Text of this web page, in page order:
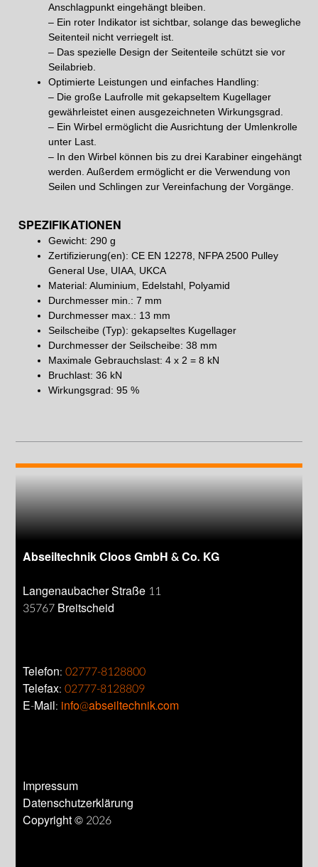
Anschlagpunkt eingehängt bleiben.
– Ein roter Indikator ist sichtbar, solange das bewegliche
Seitenteil nicht verriegelt ist.
– Das spezielle Design der Seitenteile schützt sie vor
Seilabrieb.
Optimierte Leistungen und einfaches Handling:
– Die große Laufrolle mit gekapseltem Kugellager
gewährleistet einen ausgezeichneten Wirkungsgrad.
– Ein Wirbel ermöglicht die Ausrichtung der Umlenkrolle
unter Last.
– In den Wirbel können bis zu drei Karabiner eingehängt
werden. Außerdem ermöglicht er die Verwendung von
Seilen und Schlingen zur Vereinfachung der Vorgänge.
SPEZIFIKATIONEN
Gewicht: 290 g
Zertifizierung(en): CE EN 12278, NFPA 2500 Pulley
General Use, UIAA, UKCA
Material: Aluminium, Edelstahl, Polyamid
Durchmesser min.: 7 mm
Durchmesser max.: 13 mm
Seilscheibe (Typ): gekapseltes Kugellager
Durchmesser der Seilscheibe: 38 mm
Maximale Gebrauchslast: 4 x 2 = 8 kN
Bruchlast: 36 kN
Wirkungsgrad: 95 %
Abseiltechnik Cloos GmbH & Co. KG
Langenaubacher Straße 11
35767 Breitscheid
Telefon:02777-8128800
Telefax:02777-8128809
E-Mail: info@abseiltechnik.com
Impressum
Datenschutzerklärung
Copyright © 2026